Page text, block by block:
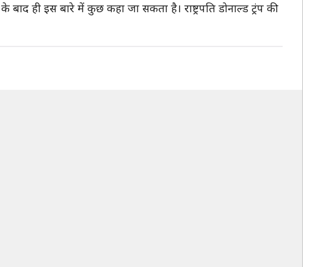
ही इस बारे में कुछ कहा जा सकता है। राष्ट्रपति डोनाल्ड ट्रंप की